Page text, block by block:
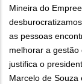
Mineira do
as pessoas
melhorar a gestão
justifica o
Marcelo de Souza